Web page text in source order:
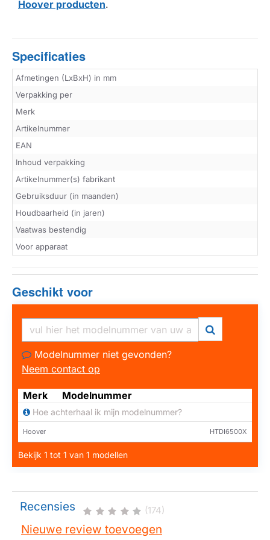
Hoover producten.
Specificaties
Afmetingen (LxBxH) in mm
Verpakking per
Merk
Artikelnummer
EAN
Inhoud verpakking
Artikelnummer(s) fabrikant
Gebruiksduur (in maanden)
Houdbaarheid (in jaren)
Vaatwas bestendig
Voor apparaat
Geschikt voor
Modelnummer niet gevonden?
Neem contact op
Merk Modelnummer
Hoe achterhaal ik mijn modelnummer?
Hoover HTDI6500X
Bekijk 1 tot 1 van 1 modellen
Recensies (174)
Nieuwe review toevoegen